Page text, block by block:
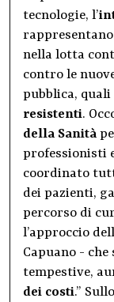
tecnologie, l’
nella lotta
contro le
pubblica, quali
resistenti.
della Sanità
professionisti
coordinato
dei pazienti,
percorso di
l’approccio
Capuano -
tempestive,
dei costi.”